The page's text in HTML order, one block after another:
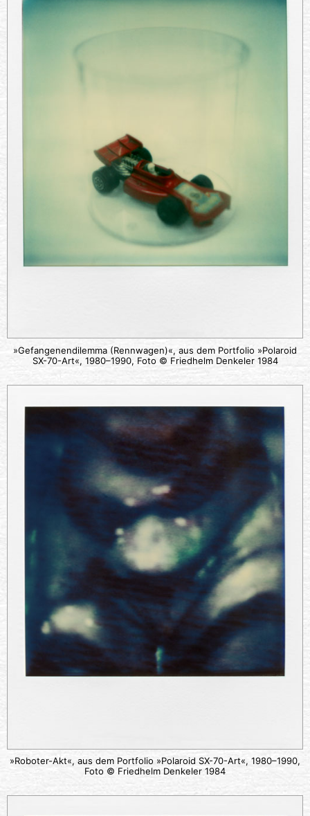
»Gefangenendilemma (Rennwagen)«, aus dem Portfolio »Polaroid
SX-70-Art«, 1980–1990, Foto © Friedhelm Denkeler 1984
»Roboter-Akt«, aus dem Portfolio »Polaroid SX-70-Art«, 1980–1990,
Foto © Friedhelm Denkeler 1984